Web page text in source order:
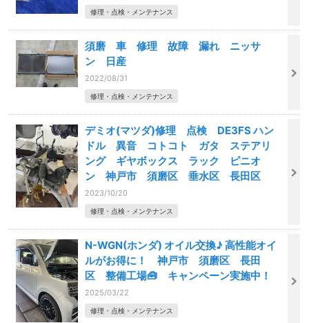
修理・点検・メンテナンス
須磨 車 修理 故障 漏れ ニッサ
ン 日産
2022/08/31
修理・点検・メンテナンス
デミオ(マツダ)修理 点検 DE3FS ハン
ドル 異音 コトコト ガタ ステアリ
ング ギヤボックス ラック ピニオ
ン 神戸市 須磨区 垂水区 長田区
2023/10/20
修理・点検・メンテナンス
N-WGN(ホンダ) オイル交換♪ 高性能オイ
ルがお得に！ 神戸市 須磨区 長田
区 整備工場🧰 キャンペーン実施中！
2025/03/22
修理・点検・メンテナンス